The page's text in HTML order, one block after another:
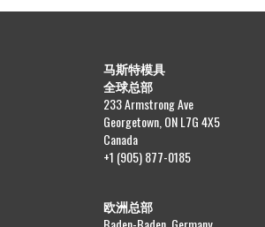
马斯特模具
全球总部
233 Armstrong Ave
Georgetown, ON L7G 4X5
Canada
+1 (905) 877-0185
欧洲总部